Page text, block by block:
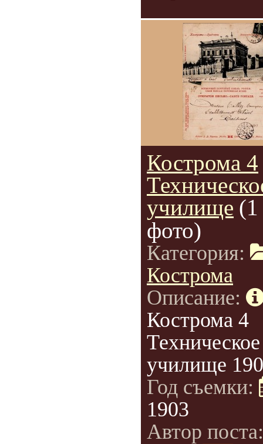
Кострома 4
училище (1
фото)
Категория:
Кострома
Описание:
Кострома 4
Техническое
училище
Год съемки:
1903
Автор